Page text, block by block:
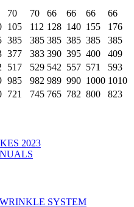
70 70 66 66 66
66
105 112 128 140 155
176
385 385 385 385 385
385
377 383 390 395 400
409
517 529 542 557 571
593
985 982 989 990 1000 1010
721 745 765 782 800 823
2023
WRINKLE SYSTEM